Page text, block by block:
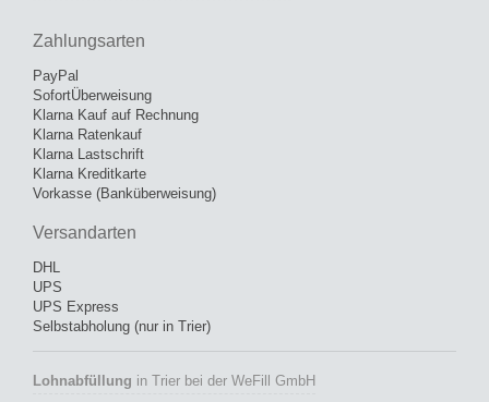
Zahlungsarten
PayPal
SofortÜberweisung
Klarna Kauf auf Rechnung
Klarna Ratenkauf
Klarna Lastschrift
Klarna Kreditkarte
Vorkasse (Banküberweisung)
Versandarten
DHL
UPS
UPS Express
Selbstabholung (nur in Trier)
Lohnabfüllung in Trier bei der WeFill GmbH